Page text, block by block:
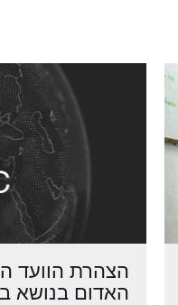
הצהרת הוועד
האדום בנושא